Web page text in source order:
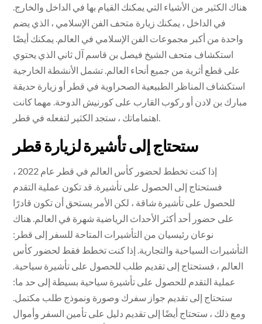
هناك الكثير من الأشياء التي يمكنك القيام بها في الداخل والخارج.
في الداخل ، يمكنك زيارة متحف الفن الإسلامي ، الذي يضم
واحدة من أكبر مجموعات الفن الإسلامي في العالم. يمكنك أيضًا
استكشاف متحف الشيخ فيصل بن قاسم آل ثاني الذي يحتوي
على قطع أثرية من جميع أنحاء العالم. تشمل الأنشطة الخارجية
استكشاف المناظر الطبيعية الصحراوية في قطر أو زيارة حديقة
مبارك بن لادن أو ركوب القارب على كورنيش الدوحة. مهما كانت
ستحتاج إلى تأشيرة لزيارة قطر
إذا كنت تخطط لحضور كأس العالم في قطر عام 2022 ،
فستحتاج إلى الحصول على تأشيرة. قد تكون عملية التقدم
للحصول على تأشيرة شاقة ، لكن الأمر يستحق أن تكون قادرًا
على حضور أحد أكثر الأحداث الرياضية شهرة في العالم. هناك
نوعان رئيسيان من التأشيرات المتاحة للسفر إلى قطر:
التأشيرات السياحية والتجارية. إذا كنت تخطط فقط لحضور كأس
العالم ، فستحتاج إلى تقديم طلب للحصول على تأشيرة سياحية.
عملية التقدم للحصول على تأشيرة سياحية بسيطة إلى حد ما:
ستحتاج إلى تقديم جواز سفرك وصورة ونموذج طلب مكتمل.
ومع ذلك ، ستحتاج أيضًا إلى تقديم دليل على تأمين السفر وأموال